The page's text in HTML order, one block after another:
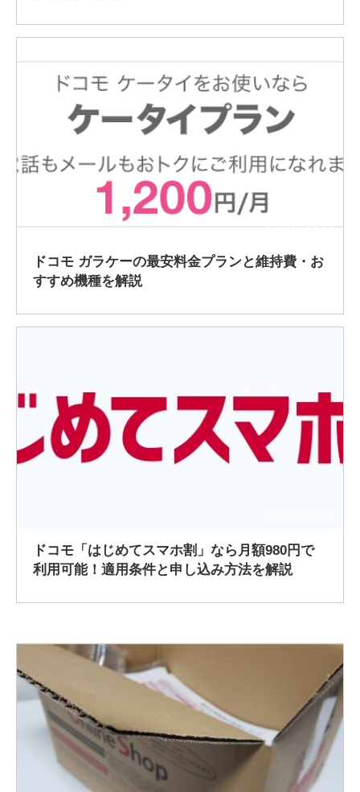
ドコモ ガラケーの最安料金プランと維持費・お
すすめ機種を解説
ドコモ「はじめてスマホ割」なら月額980円で
利用可能！適用条件と申し込み方法を解説